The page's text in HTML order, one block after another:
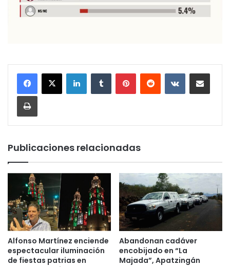
LinkedInTumblr PinterestReddit VKontakteCompartir por
Imprimir
Publicaciones relacionadas
Alfonso Martínez enciende
espectacular iluminación
de fiestas patrias en
Abandonan cadáver
encobijado en “La
Majada”, Apatzingán